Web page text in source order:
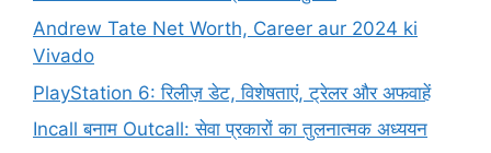
Andrew Tate Net Worth, Career aur 2024 ki
Vivado
PlayStation 6: रिलीज़ डेट, विशेषताएं, ट्रेलर और अफवाहें
Incall बनाम Outcall: सेवा प्रकारों का तुलनात्मक अध्ययन